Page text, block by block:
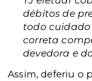
débitos de
todo cuidado
correta
devedora e
Assim, deferiu o